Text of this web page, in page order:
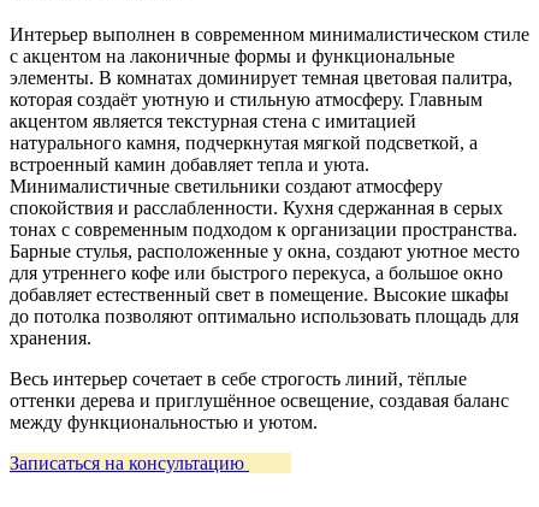
Интерьер выполнен в современном минималистическом стиле
с акцентом на лаконичные формы и функциональные
элементы. В комнатах доминирует темная цветовая палитра,
которая создаёт уютную и стильную атмосферу. Главным
акцентом является текстурная стена с имитацией
натурального камня, подчеркнутая мягкой подсветкой, а
встроенный камин добавляет тепла и уюта.
Минималистичные светильники создают атмосферу
спокойствия и расслабленности. Кухня сдержанная в серых
тонах с современным подходом к организации пространства.
Барные стулья, расположенные у окна, создают уютное место
для утреннего кофе или быстрого перекуса, а большое окно
добавляет естественный свет в помещение. Высокие шкафы
до потолка позволяют оптимально использовать площадь для
хранения.
Весь интерьер сочетает в себе строгость линий, тёплые
оттенки дерева и приглушённое освещение, создавая баланс
между функциональностью и уютом.
Записаться на консультацию